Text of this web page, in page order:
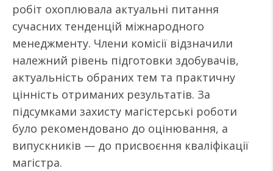
робіт охоплювала актуальні питання
сучасних тенденцій міжнародного
менеджменту. Члени комісії відзначили
належний рівень підготовки здобувачів,
актуальність обраних тем та практичну
цінність отриманих результатів. За
підсумками захисту магістерські роботи
було рекомендовано до оцінювання, а
випускників — до присвоєння кваліфікації
магістра.